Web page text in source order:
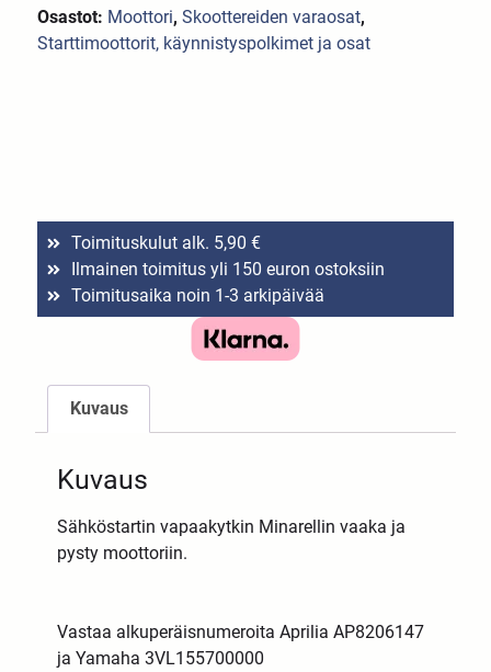
Osastot: Moottori,Skoottereiden varaosat,
Starttimoottorit, käynnistyspolkimet ja osat
Toimituskulut alk. 5,90 €
Ilmainen toimitus yli 150 euron ostoksiin
Toimitusaika noin 1-3 arkipäivää
Kuvaus
Kuvaus
Sähköstartin vapaakytkin Minarellin vaaka ja
pysty moottoriin.
Vastaa alkuperäisnumeroita Aprilia AP8206147
ja Yamaha 3VL155700000